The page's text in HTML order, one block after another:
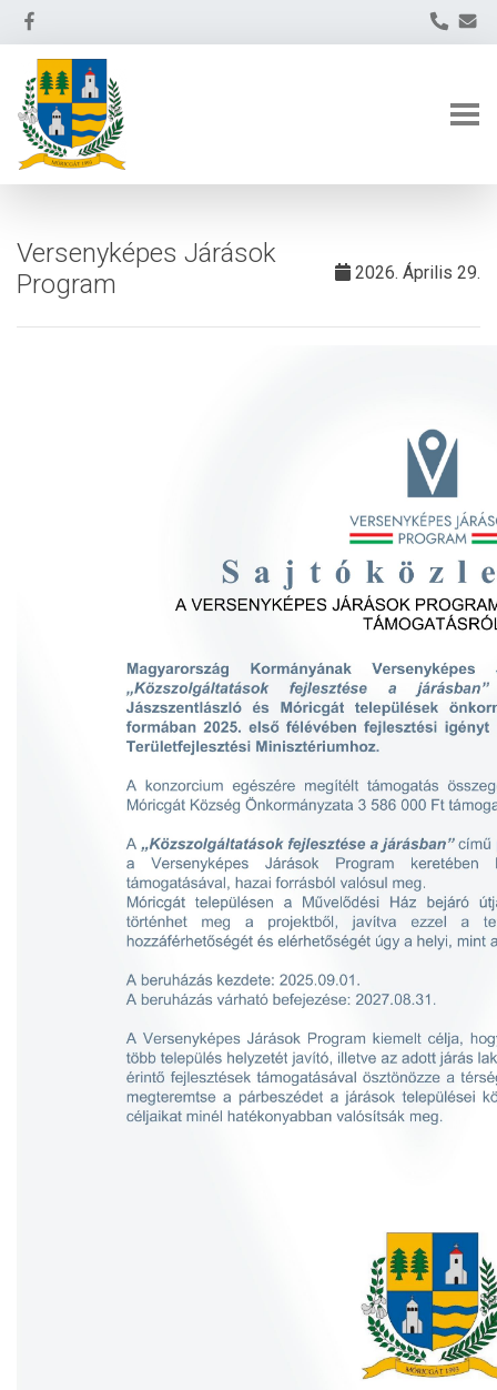
Versenyképes Járások
Program
2026. Április 29.